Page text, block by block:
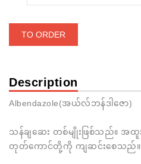
TO ORDER
Description
Albendazole(အယ်လ်ဘန်ဒါဇော)
သန်ချဆေး တစ်မျိုးဖြစ်သည်။ အထူး
တုတ်ကောင်တို့ကို ကျဆင်းစေသည်။